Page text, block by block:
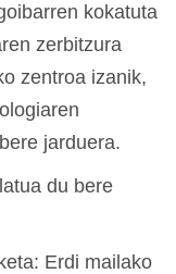
kokatuta
zerbitzura
zentroa izanik,
jarduera.
du bere
Erdi mailako